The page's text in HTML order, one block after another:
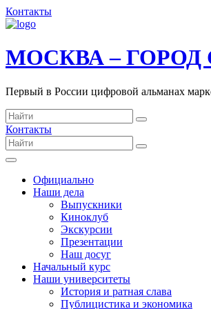
Контакты
МОСКВА –
Первый в России цифровой альманах
Контакты
Официально
Наши дела
Выпускники
Киноклуб
Экскурсии
Презентации
Наш досуг
Начальный курс
Наши университеты
История и ратная слава
Публицистика и экономика